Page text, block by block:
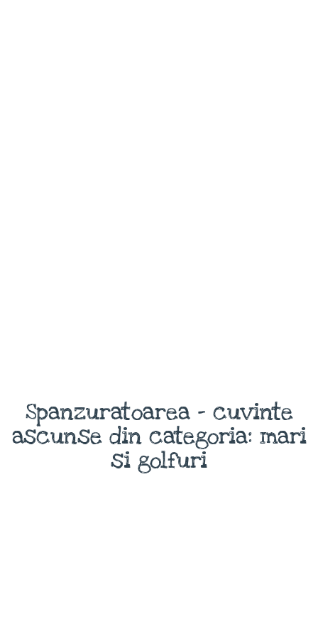
Spanzuratoarea - cuvinte
ascunse din categoria: mari
si golfuri